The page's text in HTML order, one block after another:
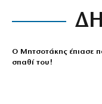
Ο Μητσοτάκης έπιασε
σπαθί του!